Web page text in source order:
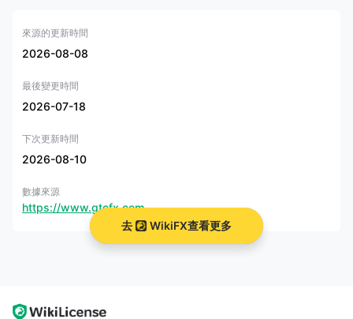
去 WikiFX查看更多
5
：
一
個
：
問
題
6
是 澤匯資本適合初學者的好經紀商？
來源的更新時間
2026-08-08
最後變更時間
2026-07-18
下次更新時間
2026-08-10
數據來源
https://www.gtcfx.com